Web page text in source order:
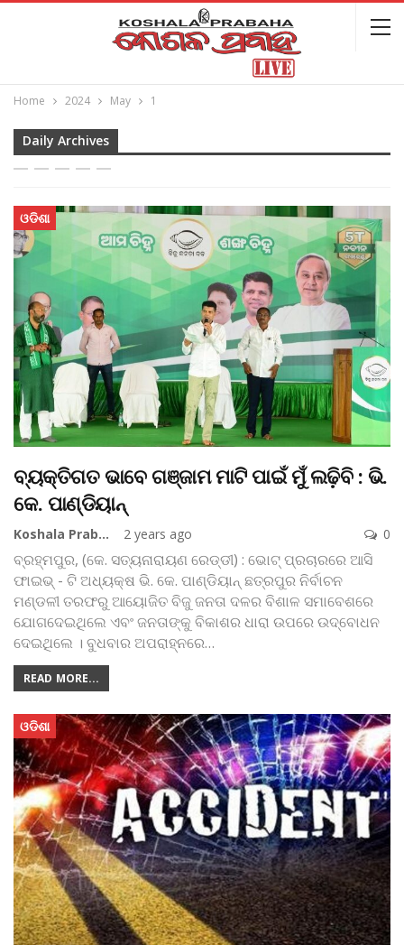
Home 2024 May 1
Daily Archives
ଓଡିଶା
ବ୍ୟକ୍ତିଗତ ଭାବେ ଗଞ୍ଜାମ ମାଟି ପାଇଁ ମୁଁ ଲଢ଼ିବି : ଭି.
କେ. ପାଣ୍ଡିୟାନ୍
Koshala Prabaha 2 years ago 0
ବ୍ରହ୍ମପୁର, (କେ. ସତ୍ୟନାରାୟଣ ରେଡ୍ଡୀ) : ଭୋଟ୍ ପ୍ରଚାରରେ ଆସି
ଫାଇଭ୍ - ଟି ଅଧ୍ୟକ୍ଷ ଭି. କେ. ପାଣ୍ଡିୟାନ୍‌ ଛତ୍ରପୁର ନିର୍ବାଚନ
ମଣ୍ଡଳୀ ତରଫରୁ ଆୟୋଜିତ ବିଜୁ ଜନତା ଦଳର ବିଶାଳ ସମାବେଶରେ
ଯୋଗଦେଇଥିଲେ ଏବଂ ଜନତାଙ୍କୁ ବିକାଶର ଧାରା ଉପରେ ଉଦ୍‌ବୋଧନ
ଦେଇଥିଲେ । ବୁଧବାର ଅପରାହ୍ନରେ…
READ MORE...
ଓଡିଶା